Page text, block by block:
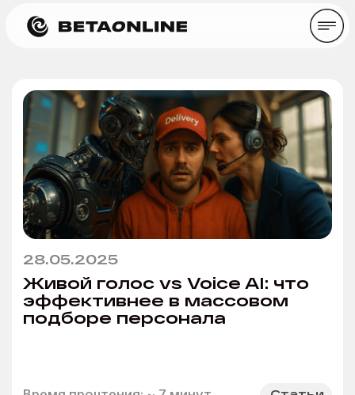
Живой голос vs Voice AI: что
эффективнее в массовом
подборе персонала
28.05.2025
Время прочтения: ~ 7 минут Статьи